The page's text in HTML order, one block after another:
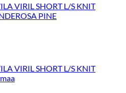
VIRIL SHORT L/S KNIT
PINE
VIRIL SHORT L/S KNIT